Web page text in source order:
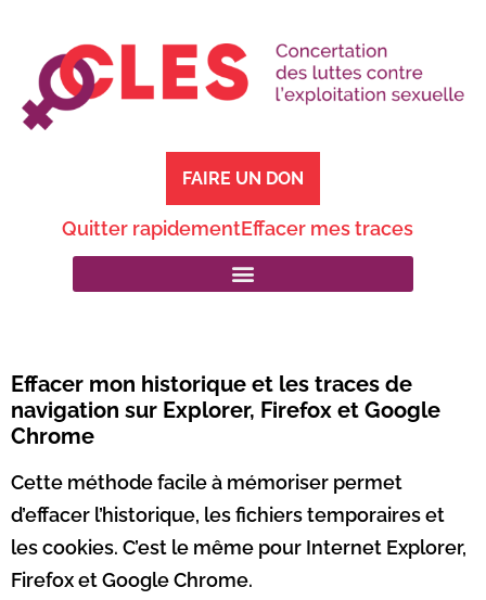
FAIRE UN DON
Quitter rapidementEffacer mes traces
Effacer mon historique et les traces de
navigation sur Explorer, Firefox et Google
Chrome
Cette méthode facile à mémoriser permet
d’effacer l’historique, les fichiers temporaires et
les cookies. C’est le même pour Internet Explorer,
Firefox et Google Chrome.